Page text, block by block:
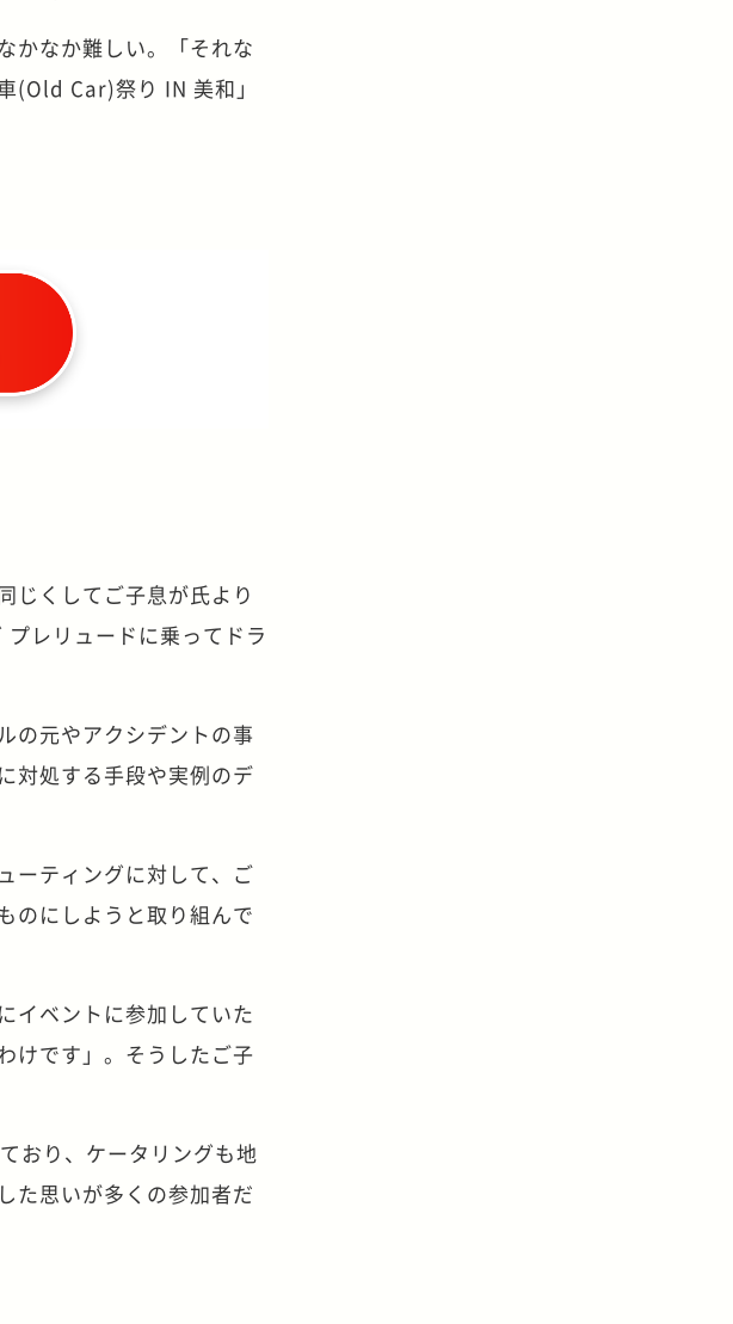
かなか難しい。「それな
(Old Car)祭り IN 美和」
じくしてご子息が氏より
レリュードに乗ってドラ
の元やアクシデントの事
対処する手段や実例のデ
ーティングに対して、ご
のにしようと取り組んで
イベントに参加していた
けです」。そうしたご子
おり、ケータリングも地
た思いが多くの参加者だ